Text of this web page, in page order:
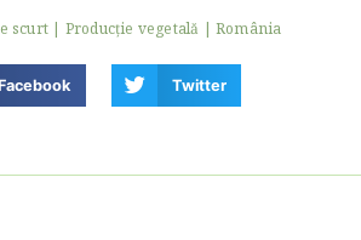
scurt | Producție vegetală | România
Twitter